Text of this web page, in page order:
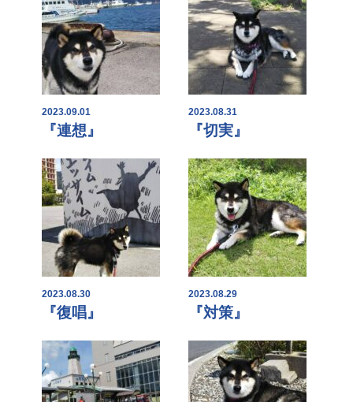
2023.09.01
『連想』
2023.08.31
『切実』
2023.08.30
『復唱』
2023.08.29
『対策』